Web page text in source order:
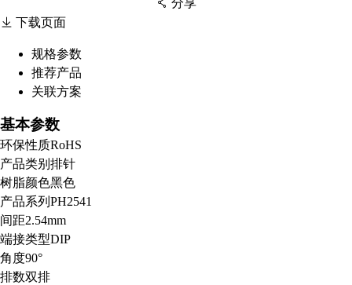
分享
下载页面
规格参数
推荐产品
关联方案
基本参数
环保性质RoHS
产品类别 排针
树脂颜色黑色
产品系列 PH2541
间距2.54mm
端接类型DIP
角度90°
排数双排